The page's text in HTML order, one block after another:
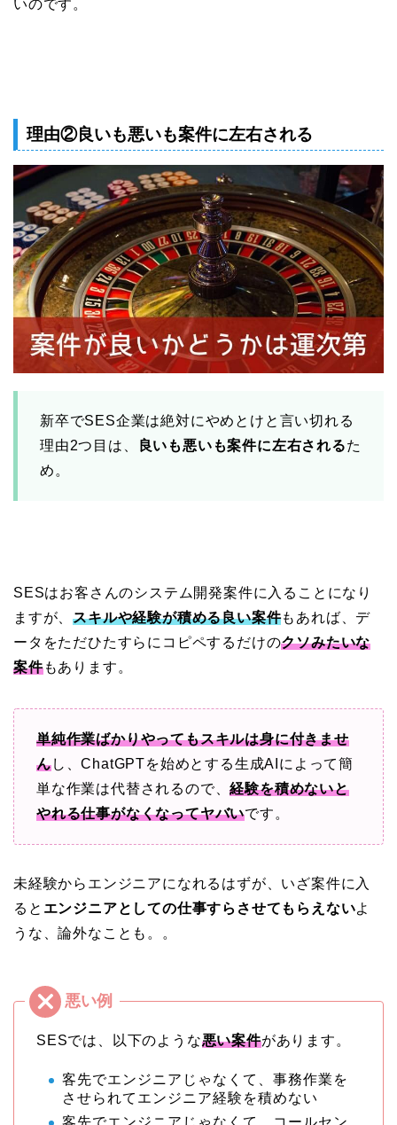
いのです。
理由②良いも悪いも案件に左右される
新卒でSES企業は絶対にやめとけと言い切れる
理由2つ目は、
良いも悪いも案件に左右されるた
め。
SESはお客さんのシステム開発案件に入ることになり
ますが、スキルや経験が積める良い案件もあれば、デ
ータをただひたすらにコピペするだけのクソみたいな
案件もあります。
単純作業ばかりやってもスキルは身に付きませ
んし、ChatGPTを始めとする生成AIによって簡
単な作業は代替されるので、経験を積めないと
やれる仕事がなくなってヤバいです。
未経験からエンジニアになれるはずが、いざ案件に入
ると エンジニアとしての仕事すらさせてもらえないよ
うな、論外なことも。。
SESでは、以下のような悪い案件があります。
客先でエンジニアじゃなくて、事務作業を
させられてエンジニア経験を積めない
客先でエンジニアじゃなくて、コールセン